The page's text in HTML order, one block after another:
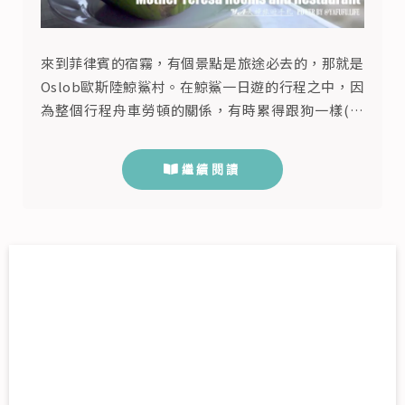
來到菲律賓的宿霧，有個景點是旅途必去的，那就是
Oslob歐斯陸鯨鯊村。在鯨鯊一日遊的行程之中，因
為整個行程舟車勞頓的關係，有時累得跟狗一樣(狗
就要好好安排時間吃點東西，補充一下體力，才不會
在一整天的旅途中餓肚子，但是Oslob鯨鯊村附近到
繼續閱讀